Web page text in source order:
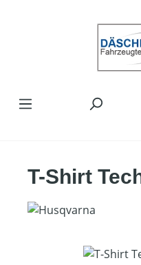
T-Shirt
Bildergalerie